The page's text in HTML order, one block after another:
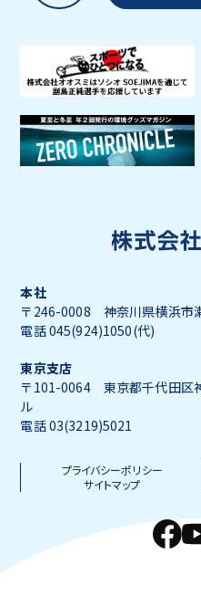
本社
〒246-0008 神奈川県横浜市
電話 045(924)1050(代)
東京支店
〒101-0064 東京都千代田区
ル
電話 03(3219)5021
プライバシーポリシー
サイトマップ